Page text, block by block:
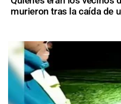
murieron tras la caída de